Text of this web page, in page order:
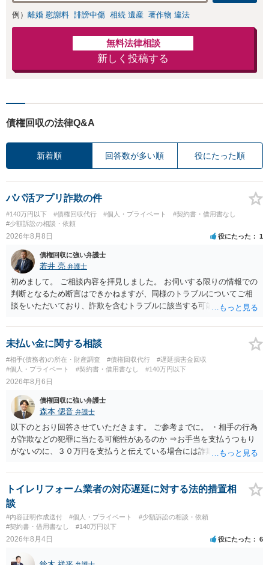
例） 離婚 慰謝料 誹謗中傷 相続 遺産 著作物 違法
無料法律相談
新しく投稿する
債権回収の法律Q&A
新着順 回答数が多い順 役にたった順
パパ活アプリ詐欺の件
#140万円以下 #債権回収代行 #個人・プライベート
#契約書・借用書なし
#少額訴訟の相談・依頼
2026年8月8日 役にたった 1
債権回収に強い弁護士
若井 亮 弁護士
初めまして。 ご相談内容を拝見しました。 お伺いする限りの情報での
判断となるため断言はできかねますが、同様のトラブルについてご相
談をいただいており、詐欺を含むトラブルに該当する可能性があるで
ります。 お金を渡した方法が現金手渡しではなく、指定口座への振込
であるならば、相手方の身元を特定できる可能性もあるでしょう。 い
ずれにせよ、まずは速やかに最寄りの警察署に被害相談に行くことを
お勧めします。
未払い金に関する相談
#相手(債務者)の所在・財産調査 #債権回収代行
#遅延損害金回収
#個人・プライベート
#契約書・借用書なし #140万円以下
2026年8月6日
債権回収に強い弁護士
森本 偲音 弁護士
以下のとおり回答させていただきます。 ご参考までに。 ・相手の行為
が詐欺などの犯罪に当たる可能性があるのか ⇒お手当を支払うつもり
がないのに、３０万円を支払うと伝えている場合には詐欺罪に該当す
段が取れるのか ⇒契約に基づく履行請求として３０万円を請求するこ
とが考えられますが、 パパ活の契約は、売春防止法に抵触する契約
であるため、公序良俗に反する契約として 民法上無効（民法９０
条）となるため、相手方に請求できない可能性が高いです。 ・相手の
氏名や住所が分からない状態でも対応可能なのか ⇒訴訟等の裁判上の
手続を利用する場合には、原則として相手方の住所・氏名を把握して
トイレリフォーム業者の対応遅延に対する法的措置相
談
#内容証明作成送付 #個人・プライベート
#少額訴訟の相談・依頼
#契約書・借用書なし
#140万円以下
2026年8月4日 役にたった 6